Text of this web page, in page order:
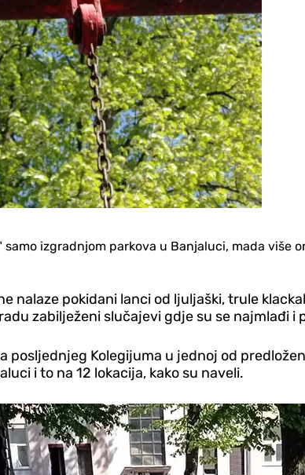
izgradnjom parkova u Banjaluci, mada
nalaze pokidani lanci od ljuljaški, trule
zabilježeni slučajevi gd‌je su se najmlađi i
posljednjeg Kolegijuma u jednoj od
i to na 12 lokacija, kako su naveli.